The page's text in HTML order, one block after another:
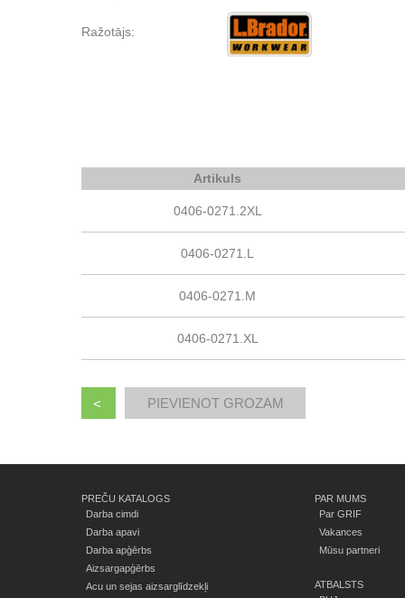
Ražotājs:
Artikuls
0406-0271.2XL
0406-0271.L
0406-0271.M
0406-0271.XL
<
PREČU KATALOGS
Darba cimdi
Darba apavi
Darba apģērbs
Aizsargapģērbs
Acu un sejas aizsarglīdzekļi
PAR MUMS
Par GRIF
Vakances
Mūsu partneri
ATBALSTS